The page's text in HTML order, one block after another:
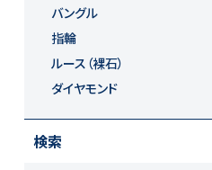
バングル
指輪
ルース（裸石）
ダイヤモンド
検索